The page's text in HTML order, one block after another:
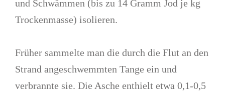
und Schwämmen (bis zu 14 Gramm Jod je kg
Trockenmasse) isolieren.
Früher sammelte man die durch die Flut an den
Strand angeschwemmten Tange ein und
verbrannte sie. Die Asche enthielt etwa 0,1-0,5